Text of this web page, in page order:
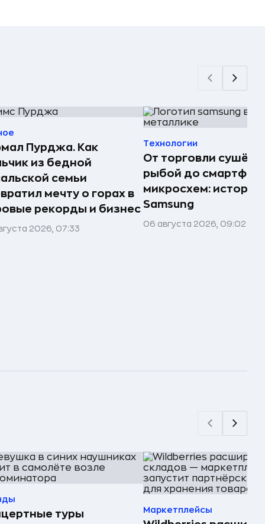
Пурджа. Как
из бедной
семьи
мечту о горах в
рекорды и бизнес
2026, 07:33
Технологии
От торговли
рыбой до
микросхем: история
Samsung
06 августа 2026, 09:02
туры
Маркетплейсы